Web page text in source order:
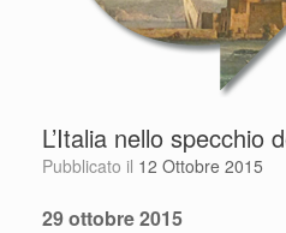
L’Italia nello specchio
Pubblicato il 12 Ottobre 2015
29 ottobre 2015